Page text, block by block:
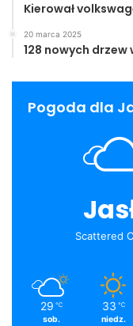
Kierował
20 marca 2025
128 nowych
Pogoda dla
Scattered
29 ℃
sob.
33 ℃
niedz.